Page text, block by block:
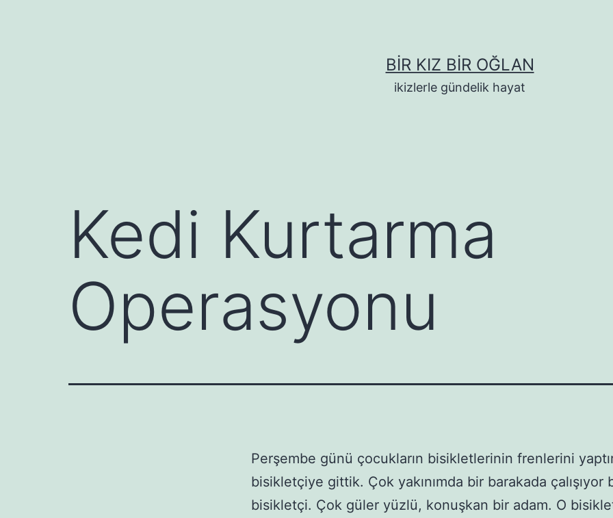
BIR KIZ BIR OĞLAN
ikizlerle gündelik hayat
Kedi Kurtarma
Operasyonu
Perşembe günü çocukların bisikletlerinin frenlerini
bisikletçiye gittik. Çok yakınımda bir barakada çalışıyor
bisikletçi. Çok güler yüzlü, konuşkan bir adam. O